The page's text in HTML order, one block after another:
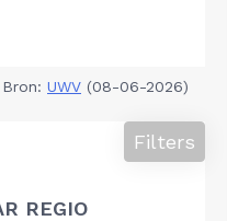
Bron: UWV (08-06-2026)
REGIO
Filters